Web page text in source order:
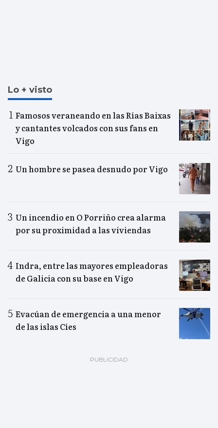
Lo + visto
Famosos veraneando en las Rías Baixas
y cantantes volcados con sus fans en
Vigo
Un hombre se pasea desnudo por Vigo
Un incendio en O Porriño crea alarma
por su proximidad a las viviendas
Indra, entre las mayores empleadoras
de Galicia con su base en Vigo
Evacúan de emergencia a una menor
de las islas Cíes